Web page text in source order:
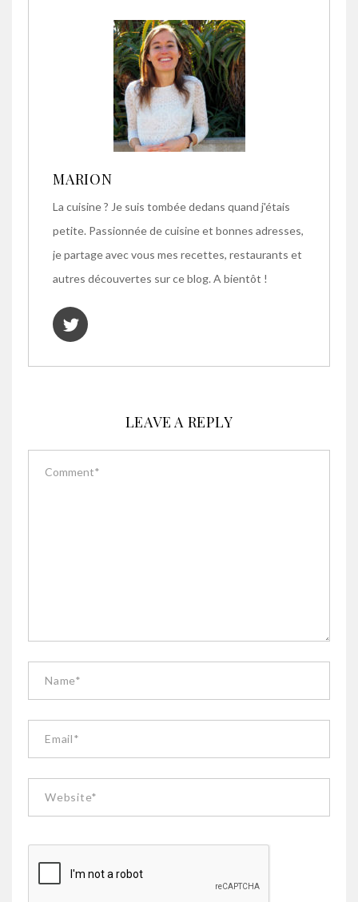
MARION
La cuisine ? Je suis tombée dedans quand j'étais
petite. Passionnée de cuisine et bonnes adresses,
je partage avec vous mes recettes, restaurants et
autres découvertes sur ce blog. A bientôt !
LEAVE A REPLY